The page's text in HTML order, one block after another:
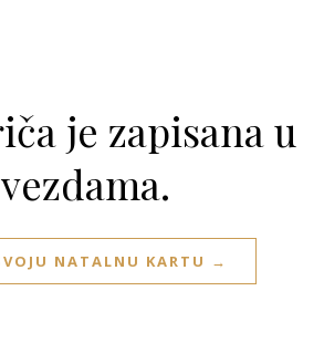
je zapisana u
NATALNU KARTU →